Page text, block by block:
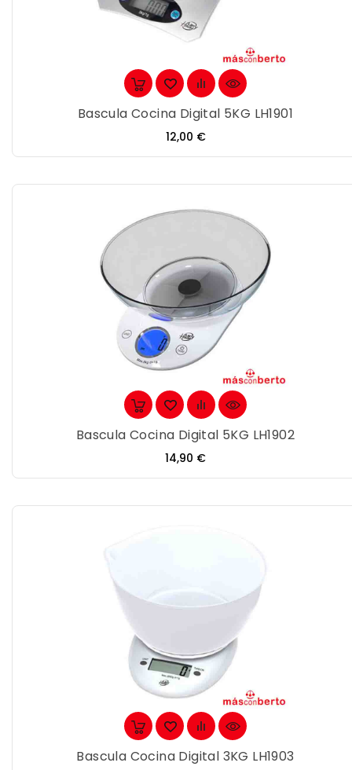
Bascula Cocina Digital 5KG LH1901
Precio
12,00 €
Bascula Cocina Digital 5KG LH1902
Precio
14,90 €
Bascula Cocina Digital 3KG LH1903